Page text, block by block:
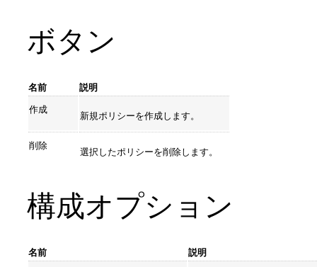
ボタン
名前 説明
作成
新規ポリシーを作成します。
削除
選択したポリシーを削除します。
構成オプション
名前 説明